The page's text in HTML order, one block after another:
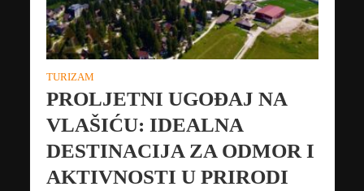
TURIZAM
PROLJETNI UGOĐAJ NA
VLAŠIĆU: IDEALNA
DESTINACIJA ZA ODMOR I
AKTIVNOSTI U PRIRODI